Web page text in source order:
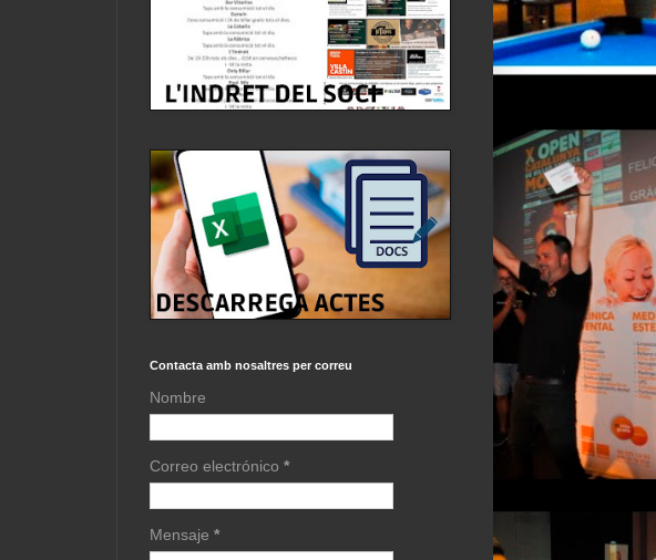
Contacta amb nosaltres per correu
Nombre
Correo electrónico *
Mensaje *